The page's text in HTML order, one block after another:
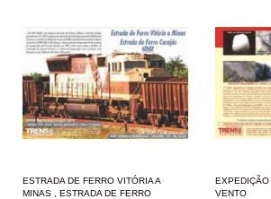
ESTRADA DE FERRO VITÓRIA A
MINAS , ESTRADA DE FERRO
EXPEDIÇÃO
VENTO